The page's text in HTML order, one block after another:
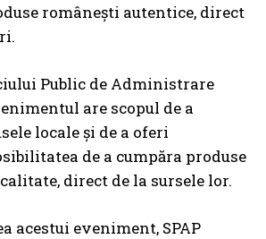
românești autentice, direct
Public de Administrare
are scopul de a
locale și de a oferi
de a cumpăra produse
direct de la sursele lor.
acestui eveniment, SPAP